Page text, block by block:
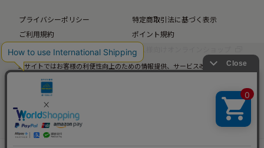
プライバシーポリシー
特定商取引法に基づく表示
ご利用規約
ポイント規約
企業サイト
法人様向けオンラインショップ
当サイトではお客様の利便性向上のための情報提供、サービス改善のための分
当サイトの閲覧を継続された場合、Cookieの使用にご同意いただいたものとみ
なします。
詳細については